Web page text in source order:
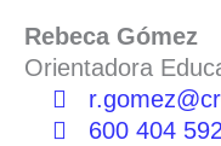
Rebeca Gómez
Orientadora
600 404 592